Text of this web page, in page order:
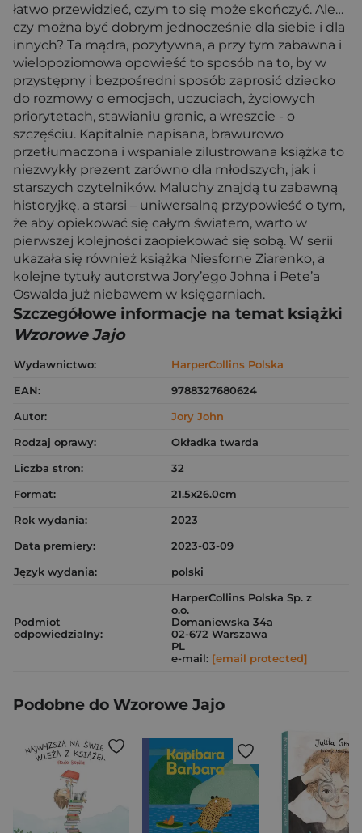
łatwo przewidzieć, czym to się może skończyć. Ale…
czy można być dobrym jednocześnie dla siebie i dla
innych? Ta mądra, pozytywna, a przy tym zabawna i
wielopoziomowa opowieść to sposób na to, by w
przystępny i bezpośredni sposób zaprosić dziecko
do rozmowy o emocjach, uczuciach, życiowych
priorytetach, stawianiu granic, a wreszcie - o
szczęściu. Kapitalnie napisana, brawurowo
przetłumaczona i wspaniale zilustrowana książka to
niezwykły prezent zarówno dla młodszych, jak i
starszych czytelników. Maluchy znajdą tu zabawną
historyjkę, a starsi – uniwersalną przypowieść o tym,
że aby opiekować się całym światem, warto w
pierwszej kolejności zaopiekować się sobą. W serii
ukazała się również książka Niesforne Ziarenko, a
kolejne tytuły autorstwa Jory’ego Johna i Pete’a
Oswalda już niebawem w księgarniach.
Szczegółowe informacje na temat książki
Wzorowe Jajo
Wydawnictwo:
HarperCollins Polska
EAN:
9788327680624
Autor:
Jory John
Rodzaj oprawy:
Okładka twarda
Liczba stron:
32
Format:
21.5x26.0cm
Rok wydania:
2023
Data premiery:
2023-03-09
Język wydania:
polski
Podmiot
odpowiedzialny:
HarperCollins Polska Sp. z
o.o.
Domaniewska 34a
02-672 Warszawa
PL
e-mail: [email protected]
Podobne do Wzorowe Jajo